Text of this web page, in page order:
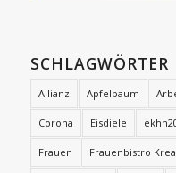
SCHLAGWÖRTER
Allianz Apfelbaum
Corona Eisdiele
Frauen Frauenbistro